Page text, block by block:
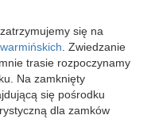
się na
. Zwiedzanie
trasie rozpoczynamy
Na zamknięty
się pośrodku
dla zamków